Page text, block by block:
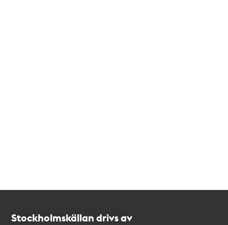
Stockholmskällan drivs av